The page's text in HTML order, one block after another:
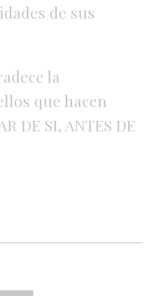
de sus
la
que hacen
DE SI, ANTES DE